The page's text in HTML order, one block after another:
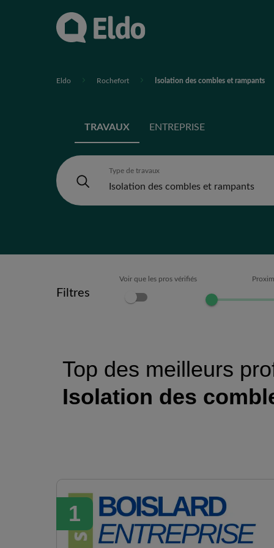
Eldo Rochefort Isolation des combles et rampants
TRAVAUX ENTREPRISE
Type de travaux
Filtres
Voir que les pros vérifiés
Top des meilleurs
Isolation des
1